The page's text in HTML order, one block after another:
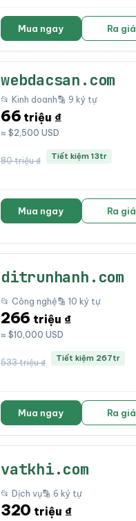
Mua ngay Ra giá
webdacsan.com
📂 Kinh doanh🔡 9 ký tự
66 triệu ₫
≈ $2,500 USD
80 triệu ₫ Tiết kiệm 13tr
Mua ngay Ra giá
ditrunhanh.com
📂 Công nghệ🔡 10 ký tự
266 triệu ₫
≈ $10,000 USD
533 triệu ₫ Tiết kiệm 267tr
Mua ngay Ra giá
vatkhi.com
📂 Dịch vụ🔡 6 ký tự
320 triệu ₫